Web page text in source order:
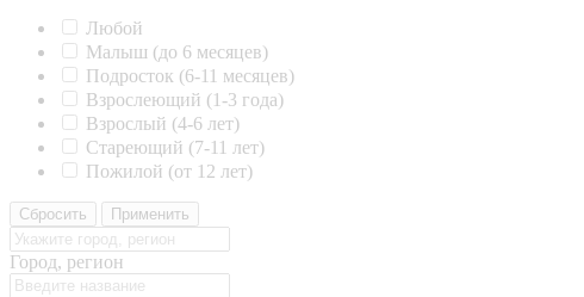
Любой
Малыш (до 6 месяцев)
Подросток (6-11 месяцев)
Взрослеющий (1-3 года)
Взрослый (4-6 лет)
Стареющий (7-11 лет)
Пожилой (от 12 лет)
Сбросить Применить
Город, регион